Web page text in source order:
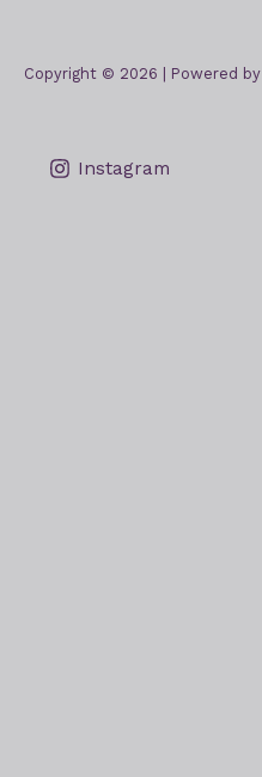
Copyright © 2026 | Powered by
Instagram